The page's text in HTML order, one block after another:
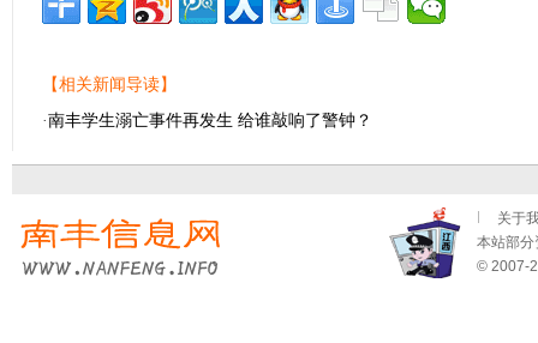
【相关新闻导读】
·南丰学生溺亡事件再发生 给谁敲响了警钟？
关于
本站部分
© 2007-